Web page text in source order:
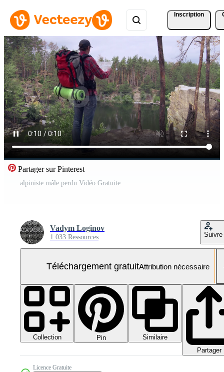
Inscription
Partager sur Pinterest
alpiniste mâle perdu Vidéo Gratuite
Vadym Loginov
1 033 Ressources Suivre
Téléchargement gratuitAttribution nécessaire
Collection Pin
Similaire
Partager
Licence Gratuite